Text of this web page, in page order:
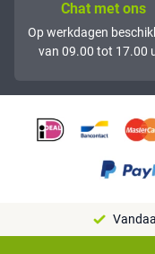
Chat met ons
Op werkdagen
van 09.00 tot 17.00